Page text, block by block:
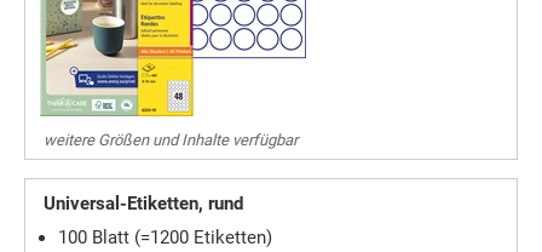
weitere Größen und Inhalte verfügbar
Universal-Etiketten, rund
100 Blatt (=1200 Etiketten)